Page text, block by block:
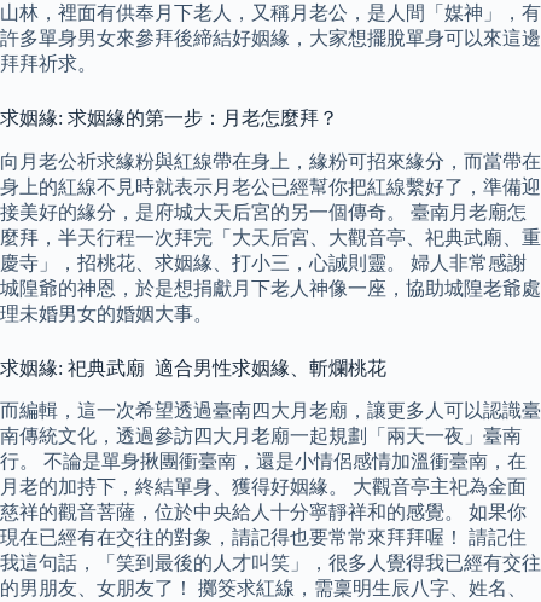
山林，裡面有供奉月下老人，又稱月老公，是人間「媒神」，有
許多單身男女來參拜後締結好姻緣，大家想擺脫單身可以來這邊
拜拜祈求。
求姻緣: 求姻緣的第一步：月老怎麼拜？
向月老公祈求緣粉與紅線帶在身上，緣粉可招來緣分，而當帶在
身上的紅線不見時就表示月老公已經幫你把紅線繫好了，準備迎
接美好的緣分，是府城大天后宮的另一個傳奇。 臺南月老廟怎
麼拜，半天行程一次拜完「大天后宮、大觀音亭、祀典武廟、重
慶寺」，招桃花、求姻緣、打小三，心誠則靈。 婦人非常感謝
城隍爺的神恩，於是想捐獻月下老人神像一座，協助城隍老爺處
理未婚男女的婚姻大事。
求姻緣: 祀典武廟 適合男性求姻緣、斬爛桃花
而編輯，這一次希望透過臺南四大月老廟，讓更多人可以認識臺
南傳統文化，透過參訪四大月老廟一起規劃「兩天一夜」臺南
行。 不論是單身揪團衝臺南，還是小情侶感情加溫衝臺南，在
月老的加持下，終結單身、獲得好姻緣。 大觀音亭主祀為金面
慈祥的觀音菩薩，位於中央給人十分寧靜祥和的感覺。 如果你
現在已經有在交往的對象，請記得也要常常來拜拜喔！ 請記住
我這句話，「笑到最後的人才叫笑」，很多人覺得我已經有交往
的男朋友、女朋友了！ 擲筊求紅線，需稟明生辰八字、姓名、